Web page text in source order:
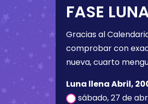
FASE
Gracias al
comprobar con
nueva, cuarto
Luna llena Abril,
sábado, 27 de